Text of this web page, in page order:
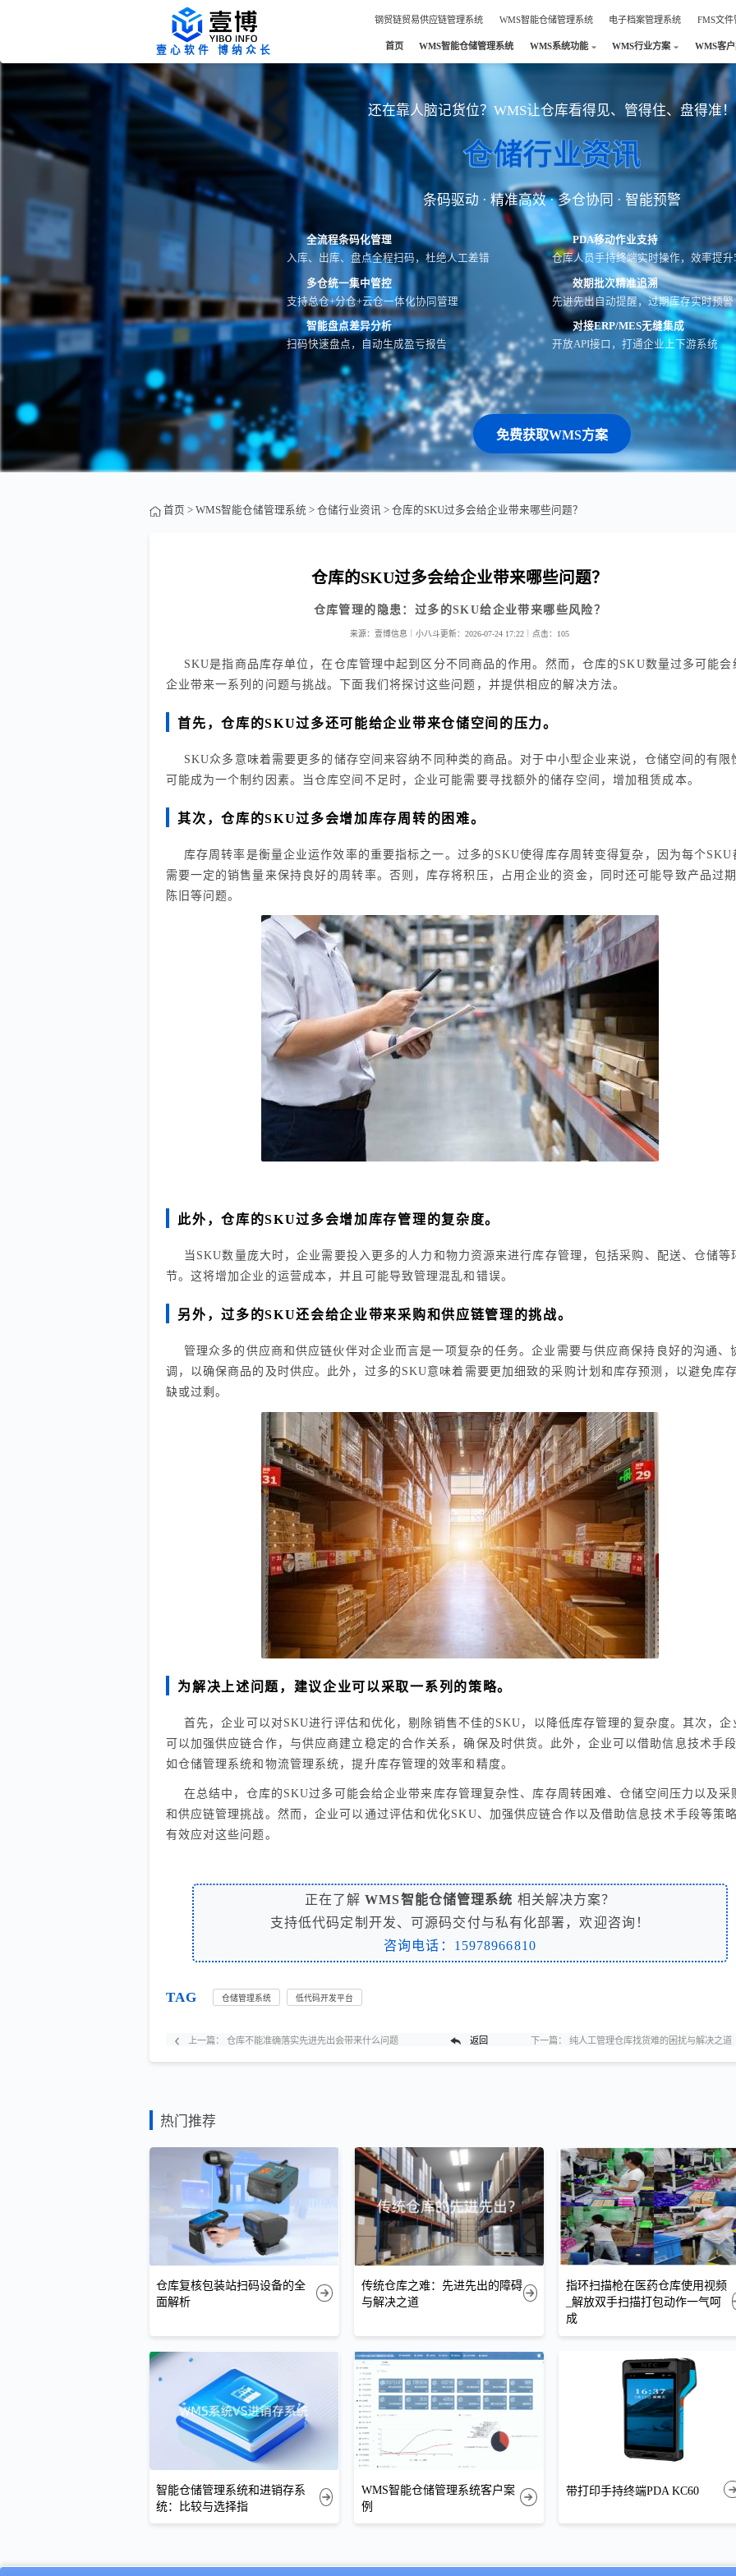
钢贸链贸易供应链管理系统 WMS智能仓储管理系统 电子档案管理系统 FMS文
壹心软件 博纳众长 首页 WMS智能仓储管理系统 WMS系统功能 WMS行业方案 WMS客户
还在靠人脑记货位？WMS让仓库看得见、管得住、盘得准！
仓储行业资讯
条码驱动 · 精准高效 · 多仓协同 · 智能预警
全流程条码化管理
入库、出库、盘点全程扫码，杜绝人工差错
PDA移动作业支持
仓库人员手持终端实时操作，效率提升
多仓统一集中管控
支持总仓+分仓+云仓一体化协同管理
效期批次精准追溯
先进先出自动提醒，过期库存实时预警
智能盘点差异分析
扫码快速盘点，自动生成盈亏报告
对接ERP/MES无缝集成
开放API接口，打通企业上下游系统
免费获取WMS方案
首页 > WMS智能仓储管理系统 > 仓储行业资讯 > 仓库的SKU过多会给企业带来哪些问题？
仓库的SKU过多会给企业带来哪些问题？
仓库管理的隐患：过多的SKU给企业带来哪些风险？
来源：壹博信息｜小八斗更新：2026-07-24 17:22｜ 点击： 105
SKU是指商品库存单位，在仓库管理中起到区分不同商品的作用。然而，仓库的SKU数量过多可能会
企业带来一系列的问题与挑战。下面我们将探讨这些问题，并提供相应的解决方法。
首先，仓库的SKU过多还可能给企业带来仓储空间的压力。
SKU众多意味着需要更多的储存空间来容纳不同种类的商品。对于中小型企业来说，仓储空间的有限
可能成为一个制约因素。当仓库空间不足时，企业可能需要寻找额外的储存空间，增加租赁成本。
其次，仓库的SKU过多会增加库存周转的困难。
库存周转率是衡量企业运作效率的重要指标之一。过多的SKU使得库存周转变得复杂，因为每个SKU
需要一定的销售量来保持良好的周转率。否则，库存将积压，占用企业的资金，同时还可能导致产品过期
陈旧等问题。
此外，仓库的SKU过多会增加库存管理的复杂度。
当SKU数量庞大时，企业需要投入更多的人力和物力资源来进行库存管理，包括采购、配送、仓储等
节。这将增加企业的运营成本，并且可能导致管理混乱和错误。
另外，过多的SKU还会给企业带来采购和供应链管理的挑战。
管理众多的供应商和供应链伙伴对企业而言是一项复杂的任务。企业需要与供应商保持良好的沟通、
调，以确保商品的及时供应。此外，过多的SKU意味着需要更加细致的采购计划和库存预测，以避免库
缺或过剩。
为解决上述问题，建议企业可以采取一系列的策略。
首先，企业可以对SKU进行评估和优化，剔除销售不佳的SKU，以降低库存管理的复杂度。其次，企
可以加强供应链合作，与供应商建立稳定的合作关系，确保及时供货。此外，企业可以借助信息技术手段
如仓储管理系统和物流管理系统，提升库存管理的效率和精度。
在总结中，仓库的SKU过多可能会给企业带来库存管理复杂性、库存周转困难、仓储空间压力以及采
和供应链管理挑战。然而，企业可以通过评估和优化SKU、加强供应链合作以及借助信息技术手段等策略
有效应对这些问题。
正在了解WMS智能仓储管理系统 相关解决方案？
支持低代码定制开发、可源码交付与私有化部署，欢迎咨询！
咨询电话：15978966810
TAG 仓储管理系统 低代码开发平台
上一篇： 仓库不能准确落实先进先出会带来什么问题 返回 下一篇： 纯人工管理仓库找货难的困扰与解决之道
热门推荐
仓库复核包装站扫码设备的全
面解析
传统仓库之难：先进先出的障碍
与解决之道
指环扫描枪在医药仓库使用视频
_解放双手扫描打包动作一气呵
成
智能仓储管理系统和进销存系
统：比较与选择指
WMS智能仓储管理系统客户案
例
带打印手持终端PDA KC60